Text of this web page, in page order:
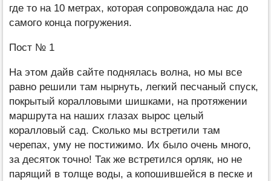
где то на 10 метрах, которая сопровождала нас до
самого конца погружения.
Пост № 1
На этом дайв сайте поднялась волна, но мы все
равно решили там нырнуть, легкий песчаный спуск,
покрытый коралловыми шишками, на протяжении
маршрута на наших глазах вырос целый
коралловый сад. Сколько мы встретили там
черепах, уму не постижимо. Их было очень много,
за десяток точно! Так же встретился орляк, но не
парящий в толще воды, а копошившейся в песке и